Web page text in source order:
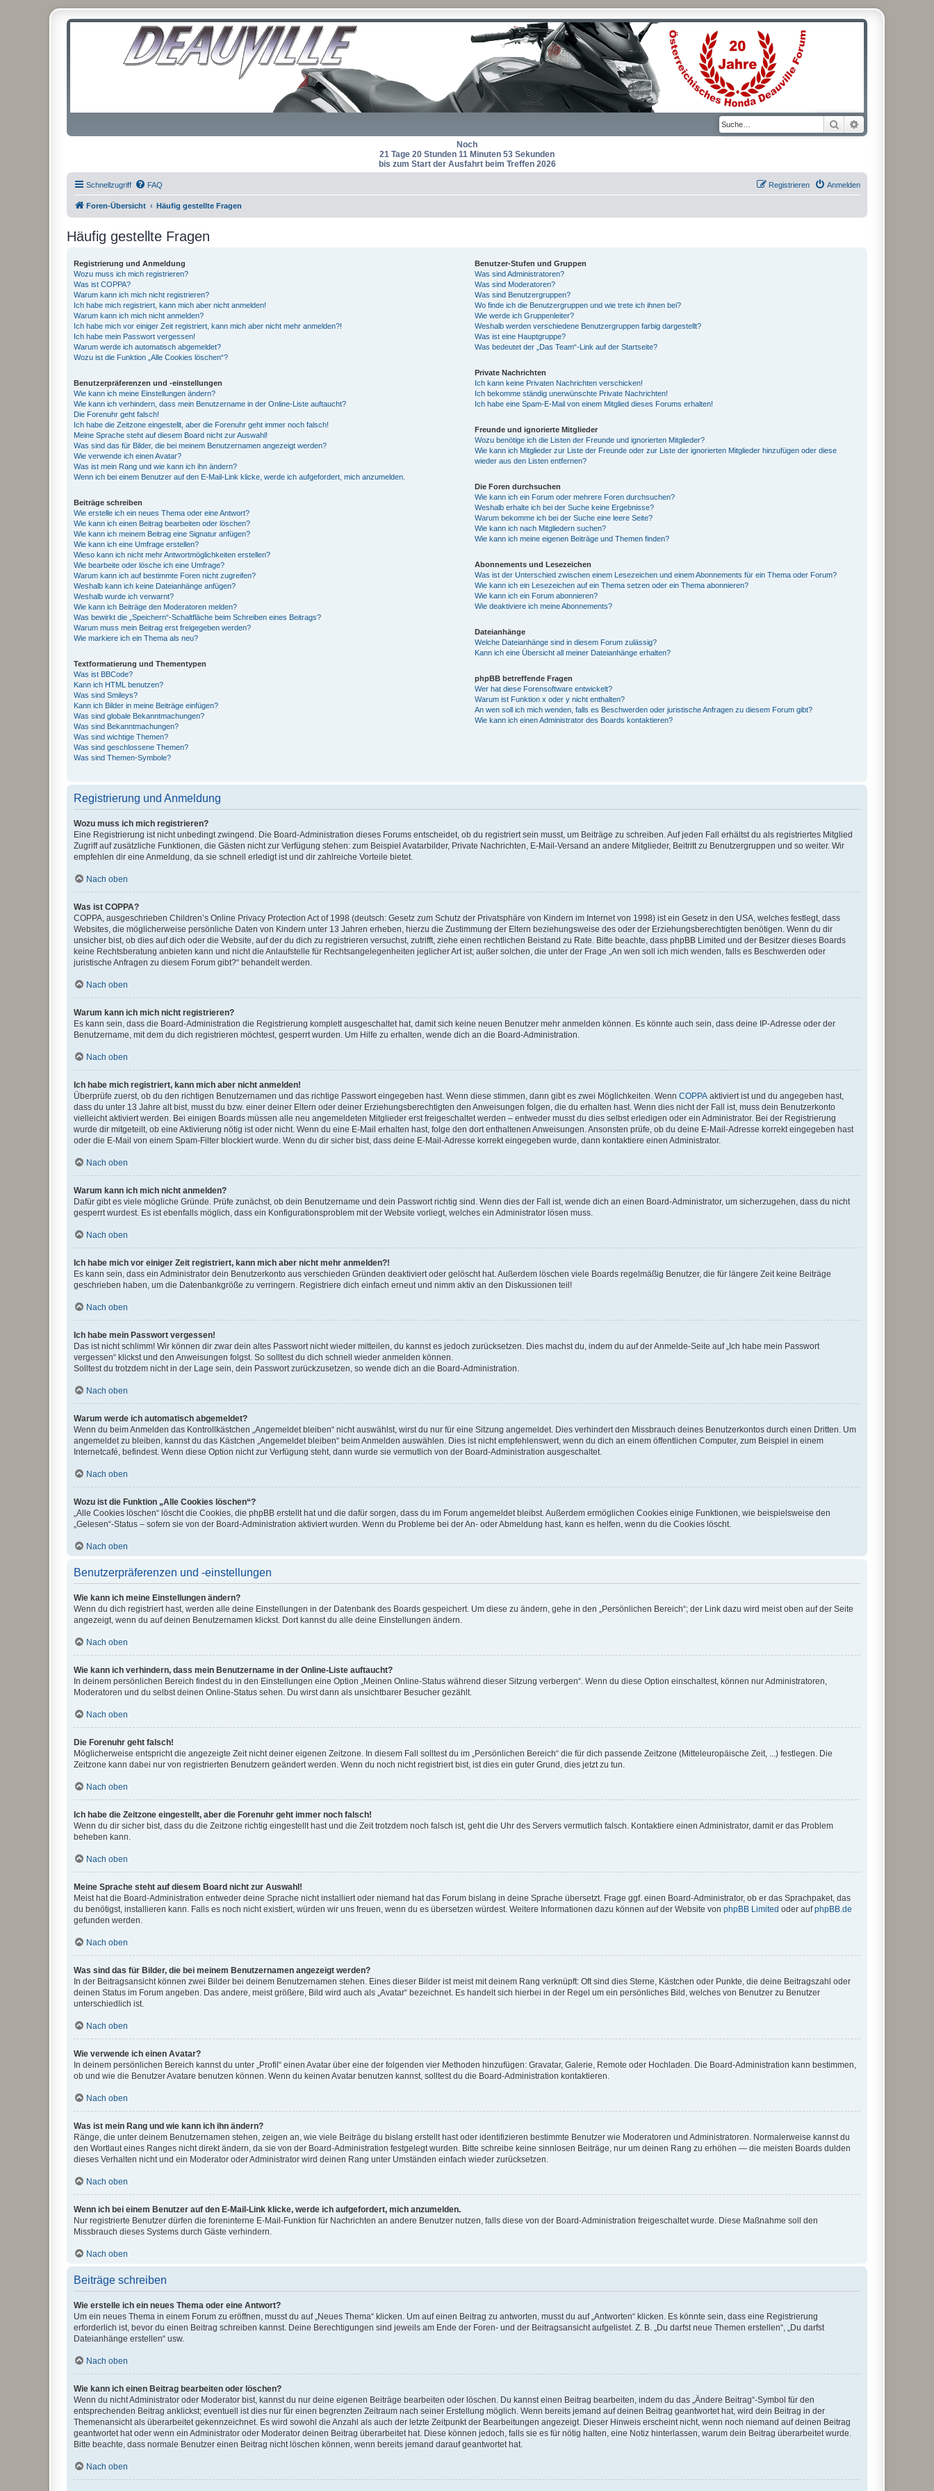
Suche
Noch
21 Tage 20 Stunden 11 Minuten 52 Sekunden
bis zum Start der Ausfahrt beim Treffen 2026
Schnellzugriff FAQ Anmelden
Registrieren
Foren-Übersicht Häufig gestellte Fragen
Häufig gestellte Fragen
Registrierung und Anmeldung
Wozu muss ich mich registrieren?
Was ist COPPA?
Warum kann ich mich nicht registrieren?
Ich habe mich registriert, kann mich aber nicht anmelden!
Warum kann ich mich nicht anmelden?
Ich habe mich vor einiger Zeit registriert, kann mich aber nicht mehr anmelden?!
Ich habe mein Passwort vergessen!
Warum werde ich automatisch abgemeldet?
Wozu ist die Funktion „Alle Cookies löschen“?
Benutzerpräferenzen und -einstellungen
Wie kann ich meine Einstellungen ändern?
Wie kann ich verhindern, dass mein Benutzername in der Online-Liste auftaucht?
Die Forenuhr geht falsch!
Ich habe die Zeitzone eingestellt, aber die Forenuhr geht immer noch falsch!
Meine Sprache steht auf diesem Board nicht zur Auswahl!
Was sind das für Bilder, die bei meinem Benutzernamen angezeigt werden?
Wie verwende ich einen Avatar?
Was ist mein Rang und wie kann ich ihn ändern?
Wenn ich bei einem Benutzer auf den E-Mail-Link klicke, werde ich aufgefordert, mich anzumelden.
Beiträge schreiben
Wie erstelle ich ein neues Thema oder eine Antwort?
Wie kann ich einen Beitrag bearbeiten oder löschen?
Wie kann ich meinem Beitrag eine Signatur anfügen?
Wie kann ich eine Umfrage erstellen?
Wieso kann ich nicht mehr Antwortmöglichkeiten erstellen?
Wie bearbeite oder lösche ich eine Umfrage?
Warum kann ich auf bestimmte Foren nicht zugreifen?
Weshalb kann ich keine Dateianhänge anfügen?
Weshalb wurde ich verwarnt?
Wie kann ich Beiträge den Moderatoren melden?
Was bewirkt die „Speichern“-Schaltfläche beim Schreiben eines Beitrags?
Warum muss mein Beitrag erst freigegeben werden?
Wie markiere ich ein Thema als neu?
Textformatierung und Thementypen
Was ist BBCode?
Kann ich HTML benutzen?
Was sind Smileys?
Kann ich Bilder in meine Beiträge einfügen?
Was sind globale Bekanntmachungen?
Was sind Bekanntmachungen?
Was sind wichtige Themen?
Was sind geschlossene Themen?
Was sind Themen-Symbole?
Benutzer-Stufen und Gruppen
Was sind Administratoren?
Was sind Moderatoren?
Was sind Benutzergruppen?
Wo finde ich die Benutzergruppen und wie trete ich ihnen bei?
Wie werde ich Gruppenleiter?
Weshalb werden verschiedene Benutzergruppen farbig dargestellt?
Was ist eine Hauptgruppe?
Was bedeutet der „Das Team“-Link auf der Startseite?
Private Nachrichten
Ich kann keine Privaten Nachrichten verschicken!
Ich bekomme ständig unerwünschte Private Nachrichten!
Ich habe eine Spam-E-Mail von einem Mitglied dieses Forums erhalten!
Freunde und ignorierte Mitglieder
Wozu benötige ich die Listen der Freunde und ignorierten Mitglieder?
Wie kann ich Mitglieder zur Liste der Freunde oder zur Liste der ignorierten Mitglieder hinzufügen oder diese
wieder aus den Listen entfernen?
Die Foren durchsuchen
Wie kann ich ein Forum oder mehrere Foren durchsuchen?
Weshalb erhalte ich bei der Suche keine Ergebnisse?
Warum bekomme ich bei der Suche eine leere Seite?
Wie kann ich nach Mitgliedern suchen?
Wie kann ich meine eigenen Beiträge und Themen finden?
Abonnements und Lesezeichen
Was ist der Unterschied zwischen einem Lesezeichen und einem Abonnements für ein Thema oder Forum?
Wie kann ich ein Lesezeichen auf ein Thema setzen oder ein Thema abonnieren?
Wie kann ich ein Forum abonnieren?
Wie deaktiviere ich meine Abonnements?
Dateianhänge
Welche Dateianhänge sind in diesem Forum zulässig?
Kann ich eine Übersicht all meiner Dateianhänge erhalten?
phpBB betreffende Fragen
Wer hat diese Forensoftware entwickelt?
Warum ist Funktion x oder y nicht enthalten?
An wen soll ich mich wenden, falls es Beschwerden oder juristische Anfragen zu diesem Forum gibt?
Wie kann ich einen Administrator des Boards kontaktieren?
Registrierung und Anmeldung
Wozu muss ich mich registrieren?
Eine Registrierung ist nicht unbedingt zwingend. Die Board-Administration dieses Forums entscheidet, ob du registriert sein musst, um Beiträge zu schreiben. Auf jeden Fall erhältst du als registriertes Mitglied
Zugriff auf zusätzliche Funktionen, die Gästen nicht zur Verfügung stehen: zum Beispiel Avatarbilder, Private Nachrichten, E-Mail-Versand an andere Mitglieder, Beitritt zu Benutzergruppen und so weiter. Wir
empfehlen dir eine Anmeldung, da sie schnell erledigt ist und dir zahlreiche Vorteile bietet.
Nach oben
Was ist COPPA?
COPPA, ausgeschrieben Children’s Online Privacy Protection Act of 1998 (deutsch: Gesetz zum Schutz der Privatsphäre von Kindern im Internet von 1998) ist ein Gesetz in den USA, welches festlegt, dass
Websites, die möglicherweise persönliche Daten von Kindern unter 13 Jahren erheben, hierzu die Zustimmung der Eltern beziehungsweise des oder der Erziehungsberechtigten benötigen. Wenn du dir
unsicher bist, ob dies auf dich oder die Website, auf der du dich zu registrieren versuchst, zutrifft, ziehe einen rechtlichen Beistand zu Rate. Bitte beachte, dass phpBB Limited und der Besitzer dieses Boards
keine Rechtsberatung anbieten kann und nicht die Anlaufstelle für Rechtsangelegenheiten jeglicher Art ist; außer solchen, die unter der Frage „An wen soll ich mich wenden, falls es Beschwerden oder
juristische Anfragen zu diesem Forum gibt?“ behandelt werden.
Nach oben
Warum kann ich mich nicht registrieren?
Es kann sein, dass die Board-Administration die Registrierung komplett ausgeschaltet hat, damit sich keine neuen Benutzer mehr anmelden können. Es könnte auch sein, dass deine IP-Adresse oder der
Benutzername, mit dem du dich registrieren möchtest, gesperrt wurden. Um Hilfe zu erhalten, wende dich an die Board-Administration.
Nach oben
Ich habe mich registriert, kann mich aber nicht anmelden!
Überprüfe zuerst, ob du den richtigen Benutzernamen und das richtige Passwort eingegeben hast. Wenn diese stimmen, dann gibt es zwei Möglichkeiten. Wenn COPPA aktiviert ist und du angegeben hast,
dass du unter 13 Jahre alt bist, musst du bzw. einer deiner Eltern oder deiner Erziehungsberechtigten den Anweisungen folgen, die du erhalten hast. Wenn dies nicht der Fall ist, muss dein Benutzerkonto
vielleicht aktiviert werden. Bei einigen Boards müssen alle neu angemeldeten Mitglieder erst freigeschaltet werden – entweder musst du dies selbst erledigen oder ein Administrator. Bei der Registrierung
wurde dir mitgeteilt, ob eine Aktivierung nötig ist oder nicht. Wenn du eine E-Mail erhalten hast, folge den dort enthaltenen Anweisungen. Ansonsten prüfe, ob du deine E-Mail-Adresse korrekt eingegeben hast
oder die E-Mail von einem Spam-Filter blockiert wurde. Wenn du dir sicher bist, dass deine E-Mail-Adresse korrekt eingegeben wurde, dann kontaktiere einen Administrator.
Nach oben
Warum kann ich mich nicht anmelden?
Dafür gibt es viele mögliche Gründe. Prüfe zunächst, ob dein Benutzername und dein Passwort richtig sind. Wenn dies der Fall ist, wende dich an einen Board-Administrator, um sicherzugehen, dass du nicht
gesperrt wurdest. Es ist ebenfalls möglich, dass ein Konfigurationsproblem mit der Website vorliegt, welches ein Administrator lösen muss.
Nach oben
Ich habe mich vor einiger Zeit registriert, kann mich aber nicht mehr anmelden?!
Es kann sein, dass ein Administrator dein Benutzerkonto aus verschieden Gründen deaktiviert oder gelöscht hat. Außerdem löschen viele Boards regelmäßig Benutzer, die für längere Zeit keine Beiträge
geschrieben haben, um die Datenbankgröße zu verringern. Registriere dich einfach erneut und nimm aktiv an den Diskussionen teil!
Nach oben
Ich habe mein Passwort vergessen!
Das ist nicht schlimm! Wir können dir zwar dein altes Passwort nicht wieder mitteilen, du kannst es jedoch zurücksetzen. Dies machst du, indem du auf der Anmelde-Seite auf „Ich habe mein Passwort
vergessen“ klickst und den Anweisungen folgst. So solltest du dich schnell wieder anmelden können.
Solltest du trotzdem nicht in der Lage sein, dein Passwort zurückzusetzen, so wende dich an die Board-Administration.
Nach oben
Warum werde ich automatisch abgemeldet?
Wenn du beim Anmelden das Kontrollkästchen „Angemeldet bleiben“ nicht auswählst, wirst du nur für eine Sitzung angemeldet. Dies verhindert den Missbrauch deines Benutzerkontos durch einen Dritten. Um
angemeldet zu bleiben, kannst du das Kästchen „Angemeldet bleiben“ beim Anmelden auswählen. Dies ist nicht empfehlenswert, wenn du dich an einem öffentlichen Computer, zum Beispiel in einem
Internetcafé, befindest. Wenn diese Option nicht zur Verfügung steht, dann wurde sie vermutlich von der Board-Administration ausgeschaltet.
Nach oben
Wozu ist die Funktion „Alle Cookies löschen“?
„Alle Cookies löschen“ löscht die Cookies, die phpBB erstellt hat und die dafür sorgen, dass du im Forum angemeldet bleibst. Außerdem ermöglichen Cookies einige Funktionen, wie beispielsweise den
„Gelesen“-Status – sofern sie von der Board-Administration aktiviert wurden. Wenn du Probleme bei der An- oder Abmeldung hast, kann es helfen, wenn du die Cookies löscht.
Nach oben
Benutzerpräferenzen und -einstellungen
Wie kann ich meine Einstellungen ändern?
Wenn du dich registriert hast, werden alle deine Einstellungen in der Datenbank des Boards gespeichert. Um diese zu ändern, gehe in den „Persönlichen Bereich“; der Link dazu wird meist oben auf der Seite
angezeigt, wenn du auf deinen Benutzernamen klickst. Dort kannst du alle deine Einstellungen ändern.
Nach oben
Wie kann ich verhindern, dass mein Benutzername in der Online-Liste auftaucht?
In deinem persönlichen Bereich findest du in den Einstellungen eine Option „Meinen Online-Status während dieser Sitzung verbergen“. Wenn du diese Option einschaltest, können nur Administratoren,
Moderatoren und du selbst deinen Online-Status sehen. Du wirst dann als unsichtbarer Besucher gezählt.
Nach oben
Die Forenuhr geht falsch!
Möglicherweise entspricht die angezeigte Zeit nicht deiner eigenen Zeitzone. In diesem Fall solltest du im „Persönlichen Bereich“ die für dich passende Zeitzone (Mitteleuropäische Zeit, ...) festlegen. Die
Zeitzone kann dabei nur von registrierten Benutzern geändert werden. Wenn du noch nicht registriert bist, ist dies ein guter Grund, dies jetzt zu tun.
Nach oben
Ich habe die Zeitzone eingestellt, aber die Forenuhr geht immer noch falsch!
Wenn du dir sicher bist, dass du die Zeitzone richtig eingestellt hast und die Zeit trotzdem noch falsch ist, geht die Uhr des Servers vermutlich falsch. Kontaktiere einen Administrator, damit er das Problem
beheben kann.
Nach oben
Meine Sprache steht auf diesem Board nicht zur Auswahl!
Meist hat die Board-Administration entweder deine Sprache nicht installiert oder niemand hat das Forum bislang in deine Sprache übersetzt. Frage ggf. einen Board-Administrator, ob er das Sprachpaket, das
du benötigst, installieren kann. Falls es noch nicht existiert, würden wir uns freuen, wenn du es übersetzen würdest. Weitere Informationen dazu können auf der Website von phpBB Limited oder aufphpBB.de
gefunden werden.
Nach oben
Was sind das für Bilder, die bei meinem Benutzernamen angezeigt werden?
In der Beitragsansicht können zwei Bilder bei deinem Benutzernamen stehen. Eines dieser Bilder ist meist mit deinem Rang verknüpft: Oft sind dies Sterne, Kästchen oder Punkte, die deine Beitragszahl oder
deinen Status im Forum angeben. Das andere, meist größere, Bild wird auch als „Avatar“ bezeichnet. Es handelt sich hierbei in der Regel um ein persönliches Bild, welches von Benutzer zu Benutzer
unterschiedlich ist.
Nach oben
Wie verwende ich einen Avatar?
In deinem persönlichen Bereich kannst du unter „Profil“ einen Avatar über eine der folgenden vier Methoden hinzufügen: Gravatar, Galerie, Remote oder Hochladen. Die Board-Administration kann bestimmen,
ob und wie die Benutzer Avatare benutzen können. Wenn du keinen Avatar benutzen kannst, solltest du die Board-Administration kontaktieren.
Nach oben
Was ist mein Rang und wie kann ich ihn ändern?
Ränge, die unter deinem Benutzernamen stehen, zeigen an, wie viele Beiträge du bislang erstellt hast oder identifizieren bestimmte Benutzer wie Moderatoren und Administratoren. Normalerweise kannst du
den Wortlaut eines Ranges nicht direkt ändern, da sie von der Board-Administration festgelegt wurden. Bitte schreibe keine sinnlosen Beiträge, nur um deinen Rang zu erhöhen — die meisten Boards dulden
dieses Verhalten nicht und ein Moderator oder Administrator wird deinen Rang unter Umständen einfach wieder zurücksetzen.
Nach oben
Wenn ich bei einem Benutzer auf den E-Mail-Link klicke, werde ich aufgefordert, mich anzumelden.
Nur registrierte Benutzer dürfen die foreninterne E-Mail-Funktion für Nachrichten an andere Benutzer nutzen, falls diese von der Board-Administration freigeschaltet wurde. Diese Maßnahme soll den
Missbrauch dieses Systems durch Gäste verhindern.
Nach oben
Beiträge schreiben
Wie erstelle ich ein neues Thema oder eine Antwort?
Um ein neues Thema in einem Forum zu eröffnen, musst du auf „Neues Thema“ klicken. Um auf einen Beitrag zu antworten, musst du auf „Antworten“ klicken. Es könnte sein, dass eine Registrierung
erforderlich ist, bevor du einen Beitrag schreiben kannst. Deine Berechtigungen sind jeweils am Ende der Foren- und der Beitragsansicht aufgelistet. Z. B. „Du darfst neue Themen erstellen“, „Du darfst
Dateianhänge erstellen“ usw.
Nach oben
Wie kann ich einen Beitrag bearbeiten oder löschen?
Wenn du nicht Administrator oder Moderator bist, kannst du nur deine eigenen Beiträge bearbeiten oder löschen. Du kannst einen Beitrag bearbeiten, indem du das „Ändere Beitrag“-Symbol für den
entsprechenden Beitrag anklickst; eventuell ist dies nur für einen begrenzten Zeitraum nach seiner Erstellung möglich. Wenn bereits jemand auf deinen Beitrag geantwortet hat, wird dein Beitrag in der
Themenansicht als überarbeitet gekennzeichnet. Es wird sowohl die Anzahl als auch der letzte Zeitpunkt der Bearbeitungen angezeigt. Dieser Hinweis erscheint nicht, wenn noch niemand auf deinen Beitrag
geantwortet hat oder wenn ein Administrator oder Moderator deinen Beitrag überarbeitet hat. Diese können jedoch, falls sie es für nötig halten, eine Notiz hinterlassen, warum dein Beitrag überarbeitet wurde.
Bitte beachte, dass normale Benutzer einen Beitrag nicht löschen können, wenn bereits jemand darauf geantwortet hat.
Nach oben